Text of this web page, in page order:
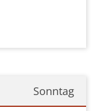
Sonntag